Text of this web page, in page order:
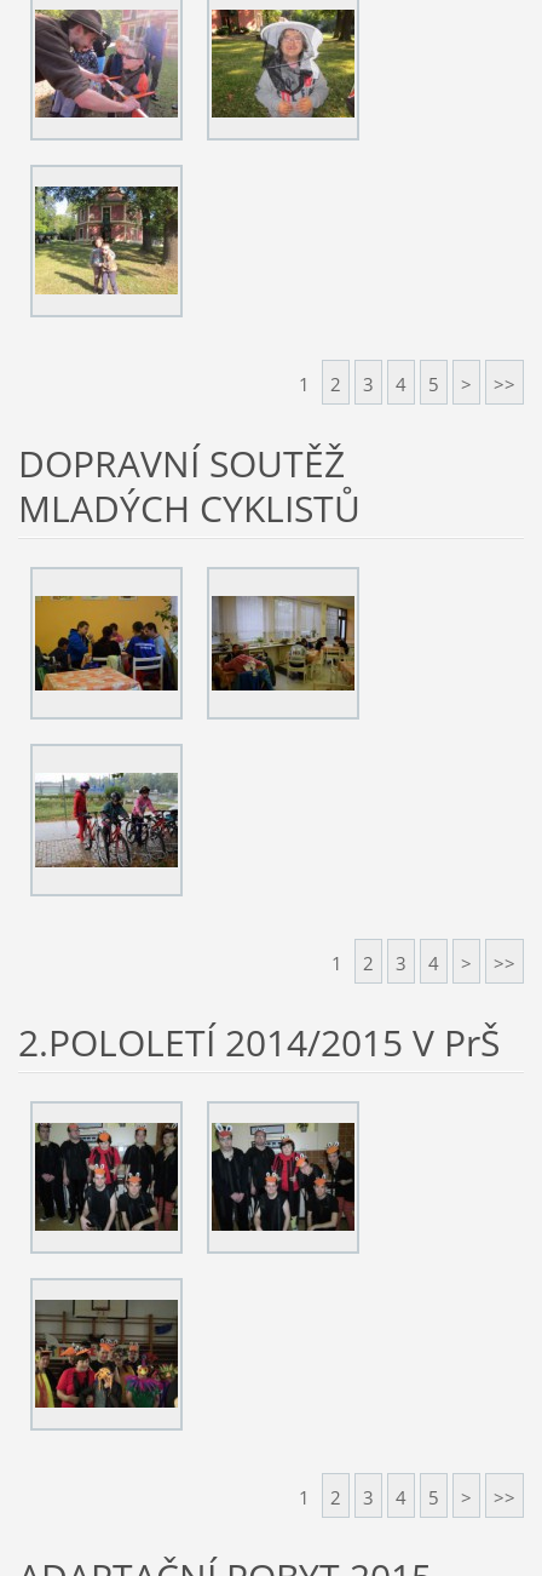
1 2 3 4 5 > >>
DOPRAVNÍ SOUTĚŽ
MLADÝCH CYKLISTŮ
1 2 3 4 > >>
2.POLOLETÍ 2014/2015 V PrŠ
1 2 3 4 5 > >>